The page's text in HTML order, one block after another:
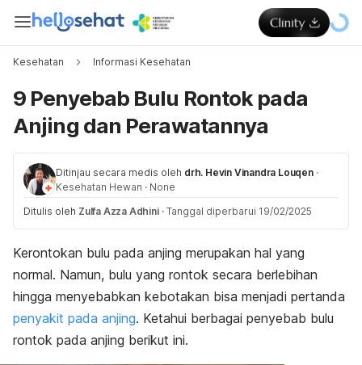
Kesehatan Informasi Kesehatan
9 Penyebab Bulu Rontok pada
Anjing dan Perawatannya
Ditinjau secara medis oleh drh. Hevin Vinandra Louqen ·
Kesehatan Hewan · None
Ditulis oleh Zulfa Azza Adhini · Tanggal diperbarui 19/02/2025
Kerontokan bulu pada anjing merupakan hal yang
normal. Namun, bulu yang rontok secara berlebihan
hingga menyebabkan kebotakan bisa menjadi pertanda
penyakit pada anjing. Ketahui berbagai penyebab bulu
rontok pada anjing berikut ini.